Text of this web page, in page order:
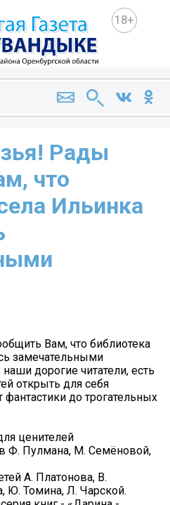
18+
Рады
что
Ильинка
Вам, что библиотека
замечательными
дорогие читатели, есть
открыть для себя
до трогательных
ценителей
Ф. Пулмана, М. Семёновой,
А. Платонова, В.
Ю. Томина, Л. Чарской.